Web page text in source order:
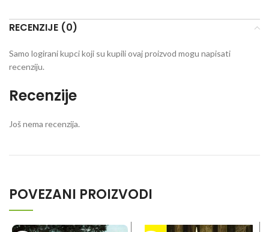
RECENZIJE (0)
Recenzije
Još nema recenzija.
Samo logirani kupci koji su kupili ovaj proizvod mogu napisati
recenziju.
POVEZANI PROIZVODI